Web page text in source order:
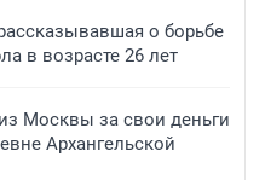
о борьбе
в возрасте 26 лет
Москвы за свои деньги
Архангельской